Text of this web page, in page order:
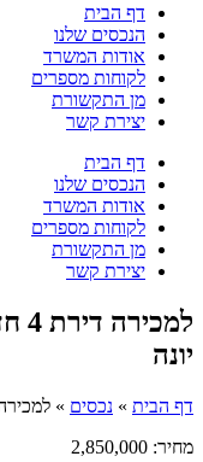
דף הבית
הנכסים שלנו
אודות המשרד
לקוחות מספרים
מן התקשורת
יצירת קשר
דף הבית
הנכסים שלנו
אודות המשרד
לקוחות מספרים
מן התקשורת
יצירת קשר
יונה
דף הבית » נכסים » למכירה דירת 4 חדרים
מחיר: 2,850,000